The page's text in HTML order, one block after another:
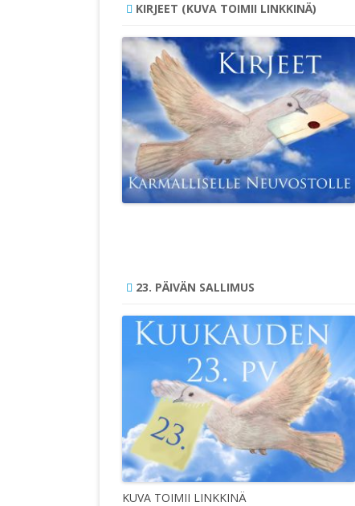
KIRJEET (KUVA TOIMII LINKKINÄ)
23. PÄIVÄN SALLIMUS
KUVA TOIMII LINKKINÄ